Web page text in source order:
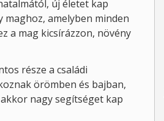
új életet kap
amelyben minden
a mag kicsírázzon, növény
része a családi
örömben és bajban,
nagy segítséget kap